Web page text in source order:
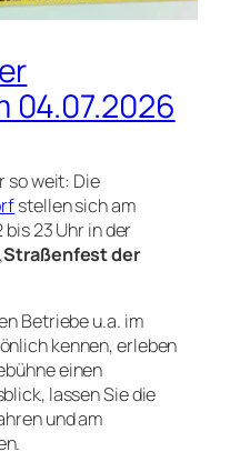
04.07.2026
so weit: Die
stellen sich am
bis 23 Uhr in der
Straßenfest der
Betriebe u.a. im
kennen, erleben
einen
lassen Sie die
und am